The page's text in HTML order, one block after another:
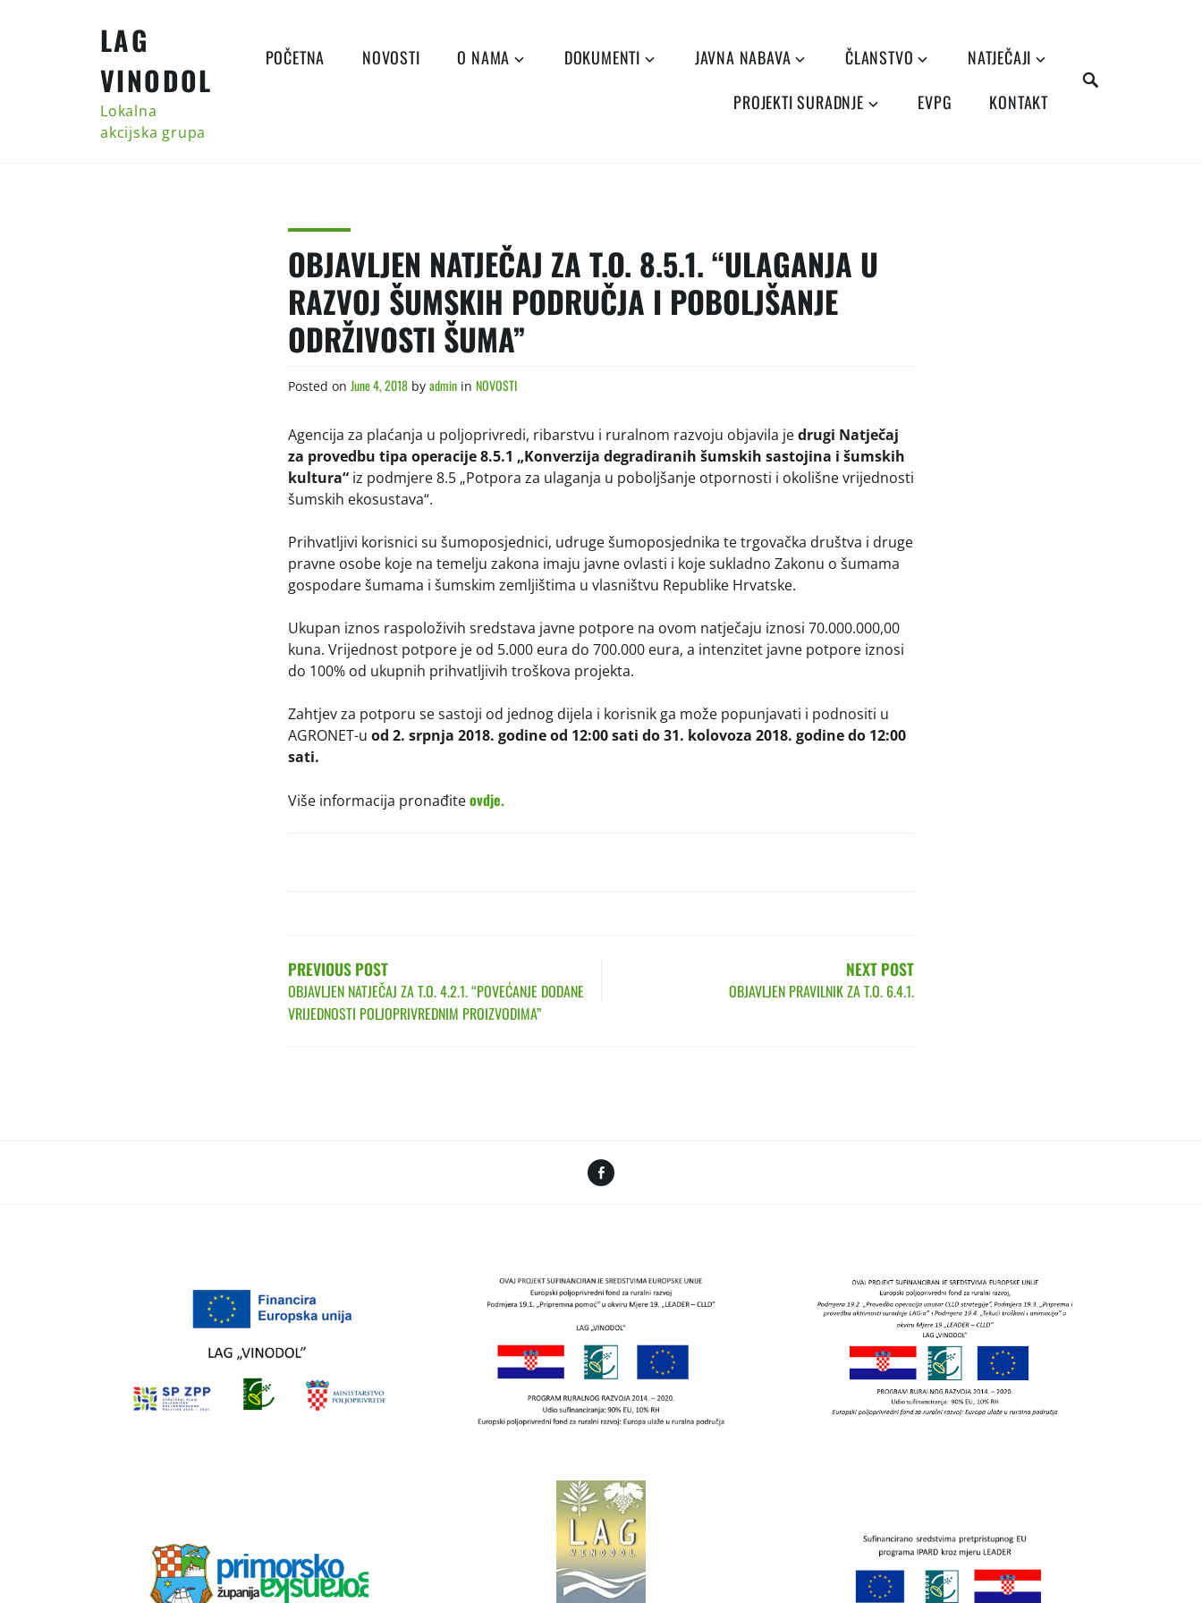
LAG
VINODOL
Lokalna
akcijska grupa
POČETNA NOVOSTI O NAMA DOKUMENTI JAVNA NABAVA ČLANSTVO
NATJEČAJI
PROJEKTI SURADNJE
EVPG KONTAKT
OBJAVLJEN NATJEČAJ ZA T.O. 8.5.1. “ULAGANJA U
RAZVOJ ŠUMSKIH PODRUČJA I POBOLJŠANJE
ODRŽIVOSTI ŠUMA”
Posted on June 4, 2018 by admin in NOVOSTI
Agencija za plaćanja u poljoprivredi, ribarstvu i ruralnom razvoju objavila jedrugi Natječaj
za provedbu tipa operacije 8.5.1 „Konverzija degradiranih šumskih sastojina i šumskih
kultura“ iz podmjere 8.5 „Potpora za ulaganja u poboljšanje otpornosti i okolišne vrijednosti
šumskih ekosustava“.
Prihvatljivi korisnici su šumoposjednici, udruge šumoposjednika te trgovačka društva i druge
pravne osobe koje na temelju zakona imaju javne ovlasti i koje sukladno Zakonu o šumama
gospodare šumama i šumskim zemljištima u vlasništvu Republike Hrvatske.
Ukupan iznos raspoloživih sredstava javne potpore na ovom natječaju iznosi 70.000.000,00
kuna. Vrijednost potpore je od 5.000 eura do 700.000 eura, a intenzitet javne potpore iznosi
do 100% od ukupnih prihvatljivih troškova projekta.
Zahtjev za potporu se sastoji od jednog dijela i korisnik ga može popunjavati i podnositi u
AGRONET-u od 2. srpnja 2018. godine od 12:00 sati do 31. kolovoza 2018. godine do 12:00
sati.
Više informacija pronađiteovdje.
PREVIOUS POST
OBJAVLJEN NATJEČAJ ZA T.O. 4.2.1. “POVEĆANJE DODANE
VRIJEDNOSTI POLJOPRIVREDNIM PROIZVODIMA”
NEXT POST
OBJAVLJEN PRAVILNIK ZA T.O. 6.4.1.